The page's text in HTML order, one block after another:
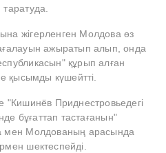
жігерленген Молдова өз
ажыратып алып, онда
құрып алған
қысымды күшейтті.
Приднестровьедегі
бұғаттап тастағанын"
мен Молдованың арасында
шектеспейді.